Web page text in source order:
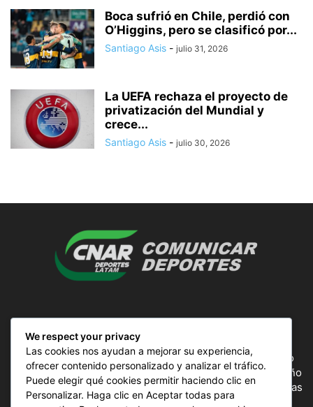
Boca sufrió en Chile, perdió con
O’Higgins, pero se clasificó por...
Santiago Asis - julio 31, 2026
La UEFA rechaza el proyecto de
privatización del Mundial y
crece...
Santiago Asis - julio 30, 2026
ComunicAr Deportes es un proyecto de noticias creado
por el director y Productor argentino Ale Gordillo en el año
2018, perteneciente a CnAr Latam y MS Interactiva noticias
deportivas de todo el continente latinoamericano y el
We respect your privacy
Las cookies nos ayudan a mejorar su experiencia,
ofrecer contenido personalizado y analizar el tráfico.
Puede elegir qué cookies permitir haciendo clic en
Personalizar. Haga clic en Aceptar todas para